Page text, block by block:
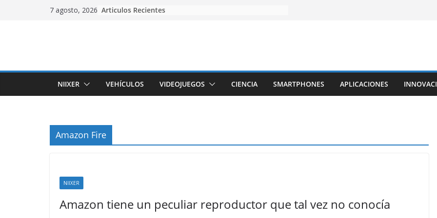
7 agosto, 2026 Articulos Recientes
NIIXER VEHÍCULOS VIDEOJUEGOS CIENCIA SMARTPHONES APLICACIONES
Amazon Fire
NIIXER
Amazon tiene un peculiar reproductor que tal vez no conocía